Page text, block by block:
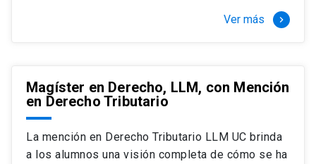
necesidades y expectativas profesionales, eligiendo
completamente al programa o compatibilizarás un
estudio intenso y exigente, con una muy baja carga
laboral, de marzo a noviembre, para dedicarte
completamente a la actividad de graduación de
diciembre a marzo.
Ver más keyboard_arrow_right
Magíster en Derecho, LLM, con Mención
en Derecho Tributario
La mención en Derecho Tributario LLM UC brinda
a los alumnos una visión completa de cómo se ha